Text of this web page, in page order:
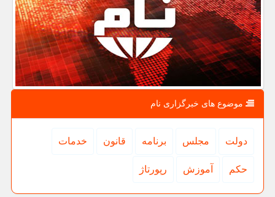
موضوع های خبرگزاری نام
دولت مجلس برنامه قانون خدمات
حكم آموزش رپورتاژ